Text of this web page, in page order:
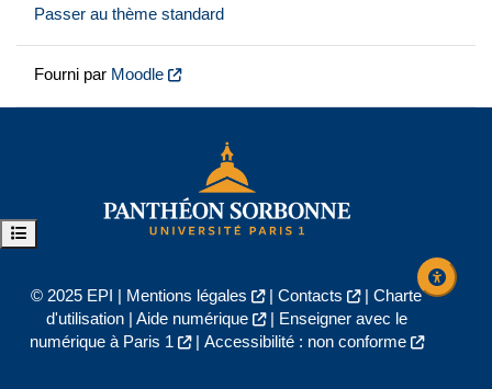
Ouvrir l’index du cours
Passer au thème standard
Fourni par Moodle
© 2025 EPI | Mentions légales | Contacts | Charte
d'utilisation| Aide numérique |
Enseigner avec le
numérique à Paris 1
| Accessibilité : non conforme